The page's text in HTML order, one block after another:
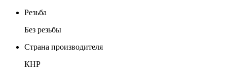
Резьба
Без резьбы
Страна производителя
КНР